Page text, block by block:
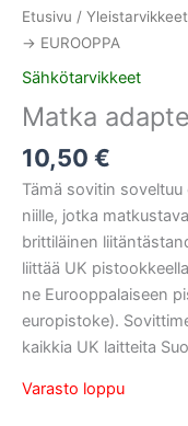
Etusivu / Yleistarvikkeet
-> EUROOPPA
Sähkötarvikkeet
Matka
10,50 €
Tämä sovitin
niille, jotka
brittiläinen
liittää UK
ne Eurooppalaiseen
europistoke).
kaikkia UK laitteita
Varasto loppu